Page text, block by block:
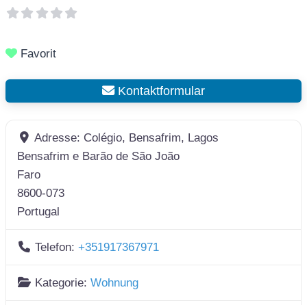
Favorit
Kontaktformular
Adresse: Colégio, Bensafrim, Lagos
Bensafrim e Barão de São João
Faro
8600-073
Portugal
Telefon:+351917367971
Kategorie:Wohnung